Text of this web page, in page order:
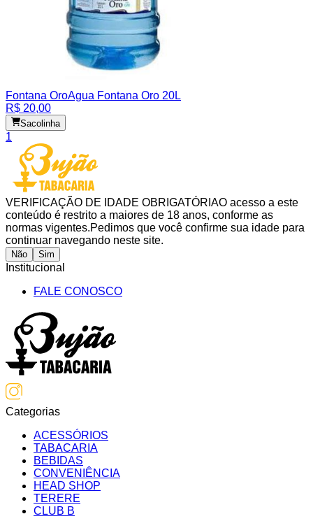
Fontana OroAgua Fontana Oro 20L
R$ 20,00
Sacolinha
1
VERIFICAÇÃO DE IDADE OBRIGATÓRIAO acesso a este
conteúdo é restrito a maiores de 18 anos, conforme as
normas vigentes.Pedimos que você confirme sua idade para
continuar navegando neste site.
Não Sim
Institucional
FALE CONOSCO
Categorias
ACESSÓRIOS
TABACARIA
BEBIDAS
CONVENIÊNCIA
HEAD SHOP
TERERE
CLUB B